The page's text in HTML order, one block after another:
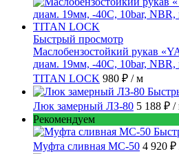
Быстрый просмотр
Маслобензостойкий рукав
диам. 19мм, -40C, 10bar,
TITAN LOCK 980 ₽ / м
Люк замерный ЛЗ-80 5 188 ₽ /
Рекомендуем
Муфта сливная МС-50 4 920 ₽